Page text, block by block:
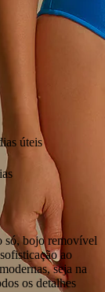
úteis
só, bojo removível
ao
seja na
os detalhes